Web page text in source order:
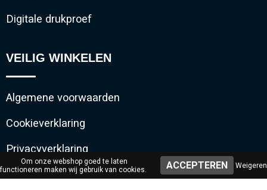
Digitale drukproef
VEILIG WINKELEN
Algemene voorwaarden
Cookieverklaring
Privacyverklaring
Disclaimer
Om onze webshop goed te laten
functioneren maken wij gebruik van cookies.
Weigeren